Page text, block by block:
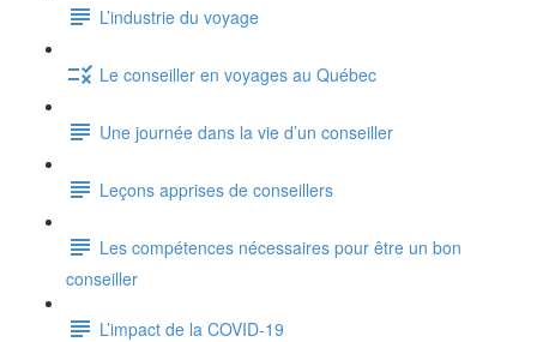
L’industrie du voyage
Le conseiller en voyages au Québec
Une journée dans la vie d’un conseiller
Leçons apprises de conseillers
Les compétences nécessaires pour être un bon
conseiller
L’impact de la COVID-19